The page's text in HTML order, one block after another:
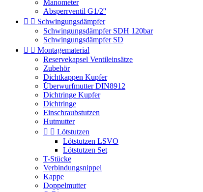
Manometer
Absperrventil G1/2''
  Schwingungsdämpfer
Schwingungsdämpfer SDH 120bar
Schwingungsdämpfer SD
  Montagematerial
Reservekapsel Ventileinsätze
Zubehör
Dichtkappen Kupfer
Überwurfmutter DIN8912
Dichtringe Kupfer
Dichtringe
Einschraubstutzen
Hutmutter
  Lötstutzen
Lötstutzen LSVO
Lötstutzen Set
T-Stücke
Verbindungsnippel
Kappe
Doppelmutter